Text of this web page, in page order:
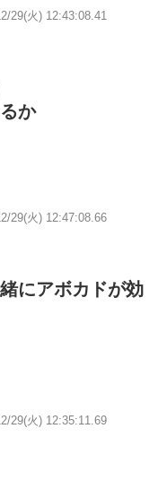
29(火) 12:43:08.41
か
29(火) 12:47:08.66
にアボカドが効
29(火) 12:35:11.69